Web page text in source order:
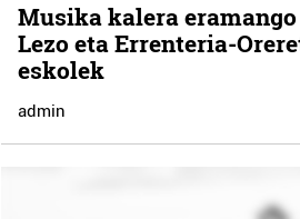
Musika kalera
Lezo eta Errenteria-
eskolek
admin